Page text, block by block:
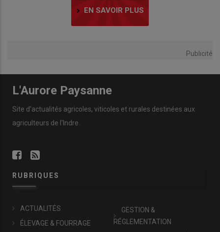
EN SAVOIR PLUS
Publicité
L'Aurore Paysanne
Site d'actualités agricoles, viticoles et rurales destinées aux
agriculteurs de l'Indre.
RUBRIQUES
ACTUALITÉS
ÉLEVAGE & FOURRAGE
GESTION &
RÉGLEMENTATION